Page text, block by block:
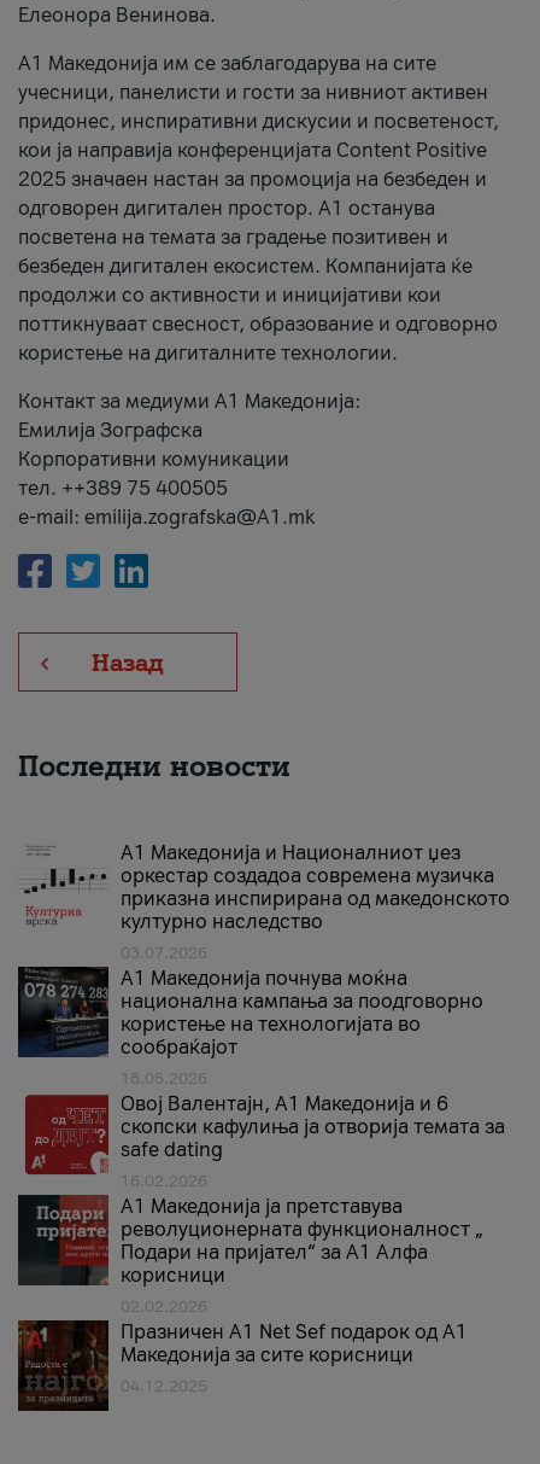
Елеонора Венинова.
А1 Македонија им се заблагодарува на сите
учесници, панелисти и гости за нивниот активен
придонес, инспиративни дискусии и посветеност,
кои ја направија конференцијата Content Positive
2025 значаен настан за промоција на безбеден и
одговорен дигитален простор. А1 останува
посветена на темата за градење позитивен и
безбеден дигитален екосистем. Компанијата ќе
продолжи со активности и иницијативи кои
поттикнуваат свесност, образование и одговорно
користење на дигиталните технологии.
Контакт за медиуми А1 Македонија:
Емилија Зографска
Корпоративни комуникации
тел. ++389 75 400505
e-mail: emilija.zografska@A1.mk
Назад
Последни новости
А1 Македонија и Националниот џез
оркестар создадоа современа музичка
приказна инспирирана од македонското
културно наследство
03.07.2026
A1 Македонија почнува моќна
национална кампања за поодговорно
користење на технологијата во
сообраќајот
18.05.2026
Овој Валентајн, A1 Македонија и 6
скопски кафулиња ја отворија темата за
safe dating
16.02.2026
А1 Македонија ја претставува
револуционерната функционалност „
Подари на пријател“ за А1 Алфа
корисници
02.02.2026
Празничен A1 Net Sеf подарок од А1
Македонија за сите корисници
04.12.2025